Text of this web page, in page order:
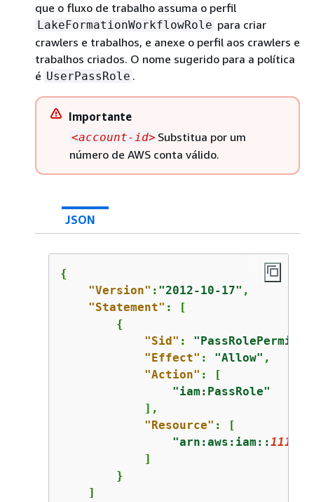
que o fluxo de trabalho assuma o perfil
LakeFormationWorkflowRole para criar
crawlers e trabalhos, e anexe o perfil aos crawlers e
trabalhos criados. O nome sugerido para a política
é UserPassRole .
Importante
<account-id> Substitua por um
número de AWS conta válido.
JSON
{
"Version" : "2012-10-17" ,
"Statement" : [
{
"Sid" :
"Effect" : "Allow" ,
"Action" : [
"iam:PassRole"
            ],
"Resource" : [
"arn:aws:iam::
            ]
        }
    ]